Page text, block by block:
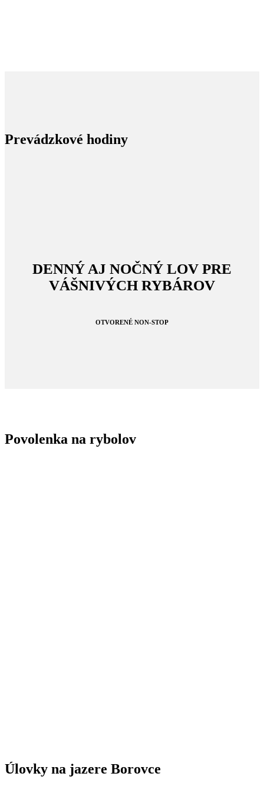
Prevádzkové hodiny
DENNÝ AJ NOČNÝ LOV PRE
VÁŠNIVÝCH RYBÁROV
OTVORENÉ NON-STOP
Povolenka na rybolov
Úlovky na jazere Borovce